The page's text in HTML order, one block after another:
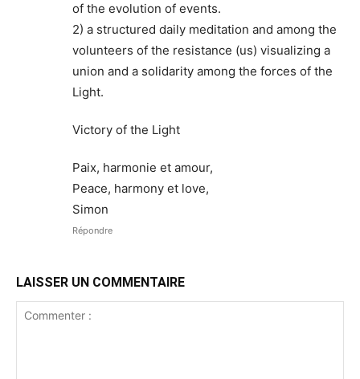
of the evolution of events.
2) a structured daily meditation and among the
volunteers of the resistance (us) visualizing a
union and a solidarity among the forces of the
Light.
Victory of the Light
Paix, harmonie et amour,
Peace, harmony et love,
Simon
Répondre
LAISSER UN COMMENTAIRE